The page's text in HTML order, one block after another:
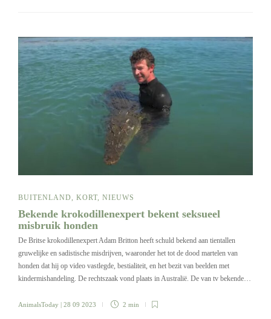
BUITENLAND, KORT, NIEUWS
Bekende krokodillenexpert bekent seksueel
misbruik honden
De Britse krokodillenexpert Adam Britton heeft schuld bekend aan tientallen
gruwelijke en sadistische misdrijven, waaronder het tot de dood martelen van
honden dat hij op video vastlegde, bestialiteit, en het bezit van beelden met
kindermishandeling. De rechtszaak vond plaats in Australië. De van tv bekende…
AnimalsToday | 28 09 2023 2 min